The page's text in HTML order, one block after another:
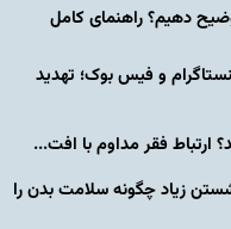
دهیم؟ راهنمای کامل
و فیس بوک؛ تهدید
ارتباط فقر مداوم با افت...
زیاد چگونه سلامت بدن را